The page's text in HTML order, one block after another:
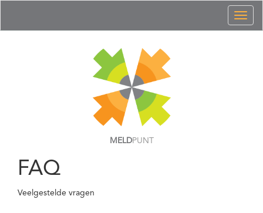
MELDPUNT
FAQ
Veelgestelde vragen